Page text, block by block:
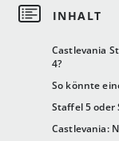
Castlevania
4?
So könnte
Staffel 5 oder
Castlevania: